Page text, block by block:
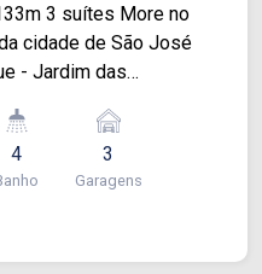
suítes More no
cidade de São José
escritório,
planejada, área de
4 3
Garagens